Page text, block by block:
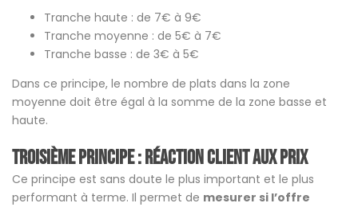
Tranche haute : de 7€ à 9€
Tranche moyenne : de 5€ à 7€
Tranche basse : de 3€ à 5€
Dans ce principe, le nombre de plats dans la zone
moyenne doit être égal à la somme de la zone basse et
haute.
Troisième principe : Réaction client aux prix
Ce principe est sans doute le plus important et le plus
performant à terme. Il permet de mesurer si l’offre